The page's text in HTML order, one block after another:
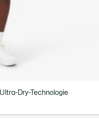
Dry-Technologie